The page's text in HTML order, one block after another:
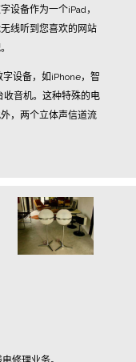
设备作为一个iPad，
线听到您喜欢的网站
设备，如iPhone，智
收音机。这种特殊的电
，两个立体声信道流